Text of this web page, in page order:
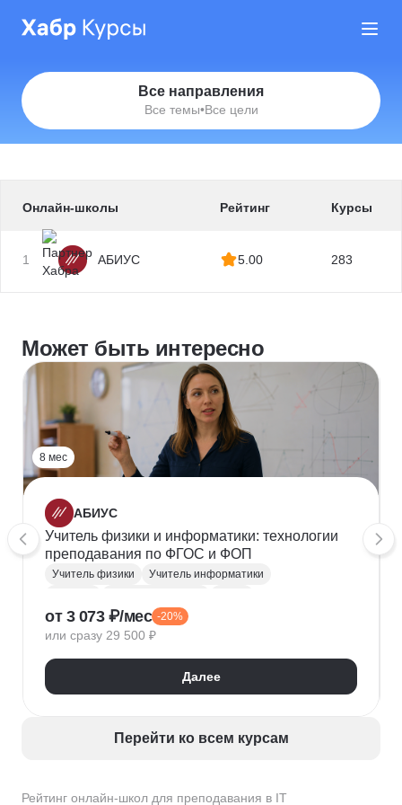
Все направления
Все темы•Все цели
Рейтинг онлайн-школ для преподавания в IT
Онлайн-школы Рейтинг Курсы
1 АБИУС 5.00 283
Может быть интересно
8 мес
АБИУС
Учитель физики и информатики: технологии
преподавания по ФГОС и ФОП
Учитель физики
Учитель информатики
Мотивация учащихся
Преподавание в IT
от 3 073 ₽/мес -20%
или сразу 29 500 ₽
Далее
Перейти ко всем курсам